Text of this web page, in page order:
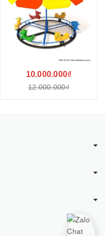
10.000.000₫
12.000.000₫